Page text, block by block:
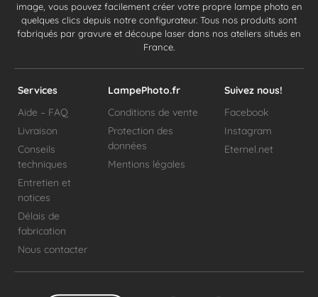
image, vous pouvez facilement créer votre propre lampe photo en
quelques clics depuis notre configurateur. Tous nos produits sont
fabriqués par gravure et découpe laser dans nos ateliers situés en
France.
Services
Aide – FAQ
Livraison
Conseils
techniques
Entretien et
notices
Délais de
fabrication
Nous contacter
LampePhoto.fr
Conditions de vente
Protection des
données
Mentions légales
Suivez nous!
Facebook
Instagram
Eternel.net